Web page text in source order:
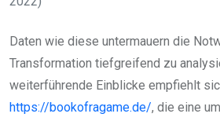
Daten wie diese untermauern die
Transformation tiefgreifend zu
weiterführende Einblicke empfiehlt
https://bookofragame.de/, die eine